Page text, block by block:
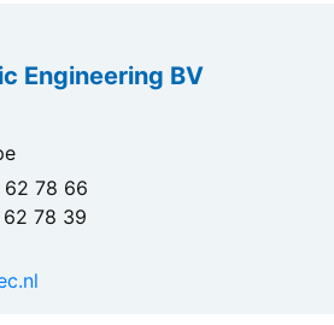
Engineering BV
78 66
78 39